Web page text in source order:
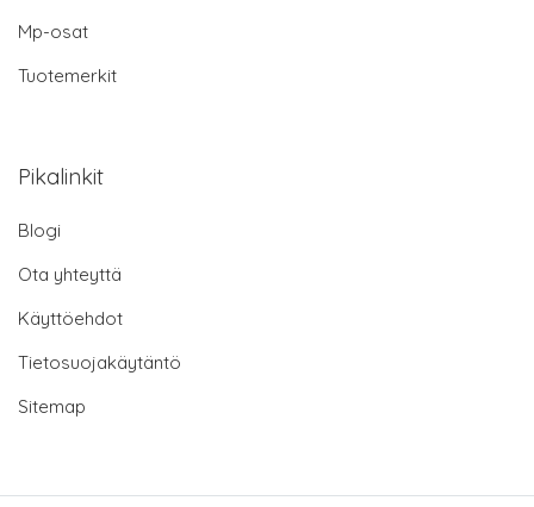
Mp-osat
Tuotemerkit
Pikalinkit
Blogi
Ota yhteyttä
Käyttöehdot
Tietosuojakäytäntö
Sitemap